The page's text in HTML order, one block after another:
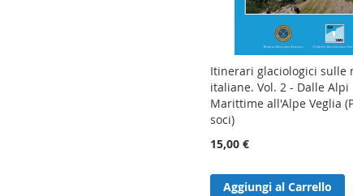
Itinerari glaciologici sulle
italiane. Vol. 2 - Dalle Alpi
Marittime all'Alpe Veglia
soci)
15,00 €
Aggiungi al Carrello